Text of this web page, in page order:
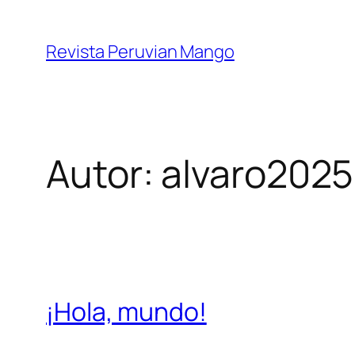
contenido
Revista Peruvian Mango
Autor: alvaro2025
¡Hola, mundo!